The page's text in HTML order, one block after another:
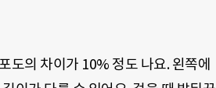
도의 차이가 10% 정도 나요. 왼쪽에